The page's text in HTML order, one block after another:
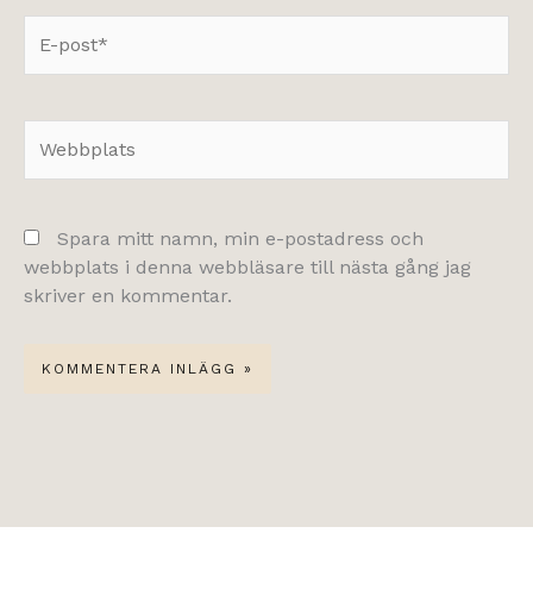
post*
Spara mitt namn, min e-postadress och
webbplats i denna webbläsare till nästa gång jag
skriver en kommentar.